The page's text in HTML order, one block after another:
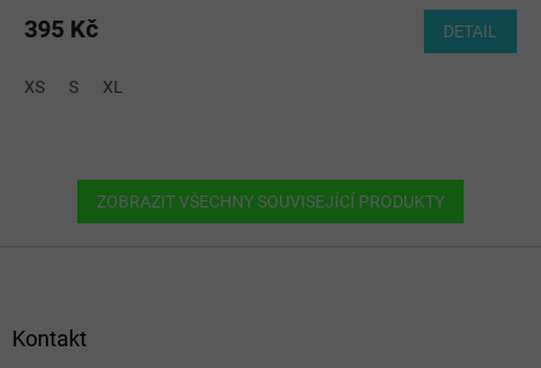
395 Kč DETAIL
XS S XL
ZOBRAZIT VŠECHNY SOUVISEJÍCÍ PRODUKTY
Kontakt